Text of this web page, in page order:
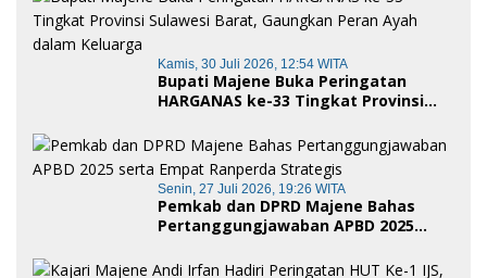
Kamis, 30 Juli 2026, 12:54 WITA
Bupati Majene Buka Peringatan
HARGANAS ke-33 Tingkat Provinsi
Ayah dalam Keluarga
Senin, 27 Juli 2026, 19:26 WITA
Pemkab dan DPRD Majene Bahas
Pertanggungjawaban APBD 2025